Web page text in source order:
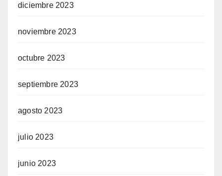
diciembre 2023
noviembre 2023
octubre 2023
septiembre 2023
agosto 2023
julio 2023
junio 2023